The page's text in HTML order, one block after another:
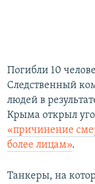
Погибли 10
Следственный
людей в
Крыма открыл
«причинение
более лицам».
Танкеры, на